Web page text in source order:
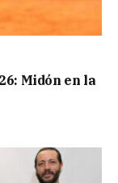
Midón en la